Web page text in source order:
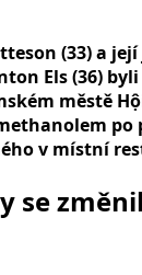
(33) a
Els (36)
městě
po
v místní
se